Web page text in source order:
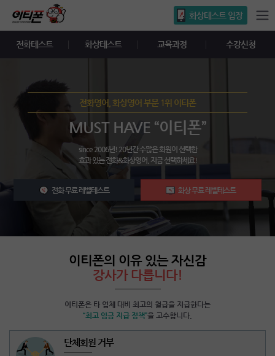
화상테스트 입장
전화테스트 화상테스트 교육과정 수강신청
전화영어, 화상영어 부문 1위 이티폰
MUST HAVE “이티폰”
since 2006년! 20년간 수많은 회원이 선택한
효과 있는 전화&화상영어. 지금 선택하세요!
전화 무료 레벨테스트 화상 무료 레벨테스트
이티폰의 이유 있는 자신감
강사가 다릅니다!
이티폰은 타 업체 대비 최고의 월급을 지급한다는
“최고 임금 지급 정책”을 고수합니다.
단체회원 거부